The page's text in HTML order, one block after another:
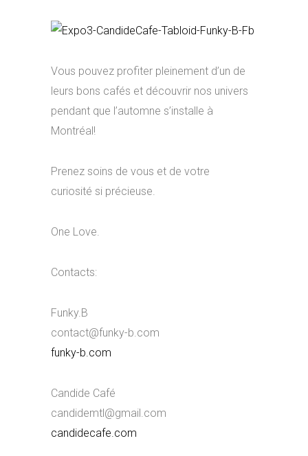
Vous pouvez profiter pleinement d’un de
leurs bons cafés et découvrir nos univers
pendant que l’automne s’installe à
Montréal!
Prenez soins de vous et de votre
curiosité si précieuse.
One Love.
Contacts:
Funky.B
contact@funky-b.com
funky-b.com
Candide Café
candidemtl@gmail.com
candidecafe.com